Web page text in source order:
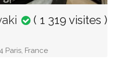
( 1 319 visites )
Paris, France